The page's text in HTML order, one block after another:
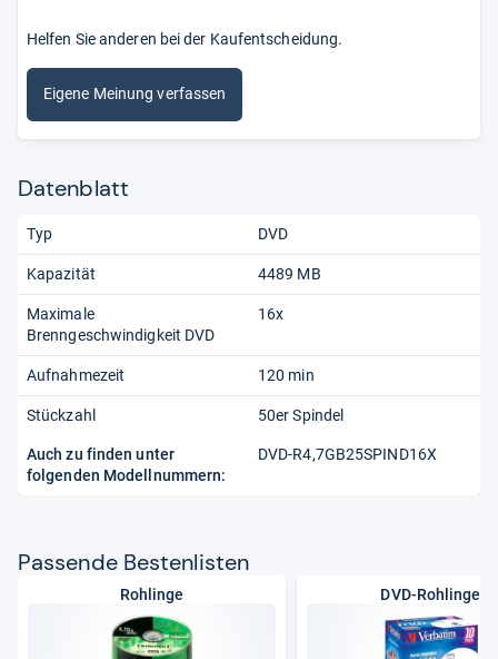
Helfen Sie anderen bei der Kaufentscheidung.
Eigene Meinung verfassen
Datenblatt
Typ DVD
Kapazität 4489 MB
Maximale
Brenngeschwindigkeit DVD
16x
Aufnahmezeit 120 min
Stückzahl 50er Spindel
Auch zu finden unter
folgenden Modellnummern:
DVD-R4,7GB25SPIND16X
Pas­sende Bes­ten­lis­ten
Rohlinge DVD-Rohlinge